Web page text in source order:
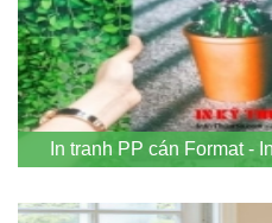
In tranh PP cán Format -